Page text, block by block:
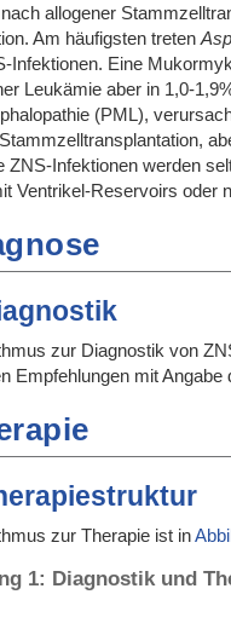
allogener
Am häufigsten treten
Infektionen. Eine
Leukämie aber in 1,0-
(PML),
ZNS-Infektionen werden
Ventrikel-Reservoirs oder
zur Diagnostik von
Empfehlungen mit
zur Therapie ist in
1: Diagnostik und